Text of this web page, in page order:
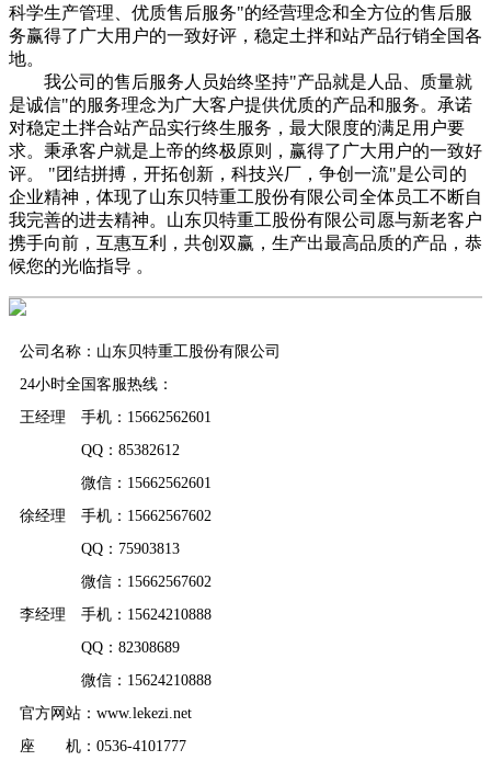
科学生产管理、优质售后服务"的经营理念和全方位的售后服
务赢得了广大用户的一致好评，稳定土拌和站产品行销全国各
地。
我公司的售后服务人员始终坚持"产品就是人品、质量就
是诚信"的服务理念为广大客户提供优质的产品和服务。承诺
对稳定土拌合站产品实行终生服务，最大限度的满足用户要
求。秉承客户就是上帝的终极原则，赢得了广大用户的一致好
评。 "团结拼搏，开拓创新，科技兴厂，争创一流"是公司的
企业精神，体现了山东贝特重工股份有限公司全体员工不断自
我完善的进去精神。山东贝特重工股份有限公司愿与新老客户
携手向前，互惠互利，共创双赢，生产出最高品质的产品，恭
候您的光临指导 。
公司名称：山东贝特重工股份有限公司
24小时全国客服热线：
王经理 手机：15662562601
QQ：85382612
微信：15662562601
徐经理 手机：15662567602
QQ：75903813
微信：15662567602
李经理 手机：15624210888
QQ：82308689
微信：15624210888
官方网站：www.lekezi.net
座 机：0536-4101777